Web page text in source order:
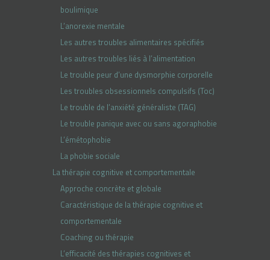
boulimique
L’anorexie mentale
Les autres troubles alimentaires spécifiés
Les autres troubles liés à l’alimentation
Le trouble peur d’une dysmorphie corporelle
Les troubles obsessionnels compulsifs (Toc)
Le trouble de l’anxiété généraliste (TAG)
Le trouble panique avec ou sans agoraphobie
L’émétophobie
La phobie sociale
La thérapie cognitive et comportementale
Approche concrète et globale
Caractéristique de la thérapie cognitive et
comportementale
Coaching ou thérapie
L’efficacité des thérapies cognitives et